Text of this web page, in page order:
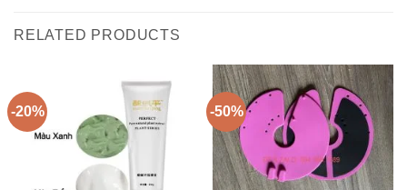
RELATED PRODUCTS
-20% -50%